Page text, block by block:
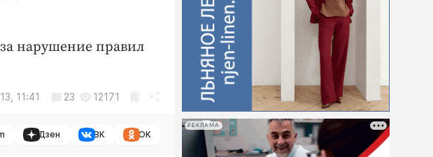
нарушение правил
11:41 23 12171
Дзен ВК ОК
РЕКЛАМА